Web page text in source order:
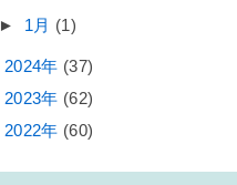
► 1月 (1)
2024年 (37)
2023年 (62)
2022年 (60)